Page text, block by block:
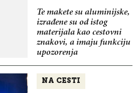
Te makete su aluminijske,
izrađene su od istog
materijala kao cestovni
znakovi, a imaju funkciju
upozorenja
NA CESTI